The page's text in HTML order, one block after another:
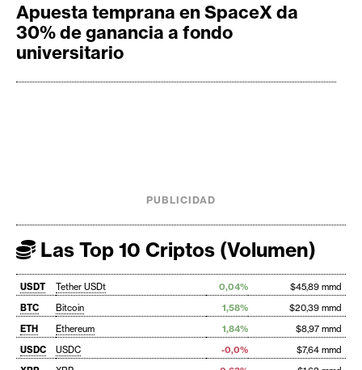
Apuesta temprana en SpaceX da
30% de ganancia a fondo
universitario
PUBLICIDAD
Las Top 10 Criptos (Volumen)
USDT Tether USDt 0,04%
$45,89 mmd
BTC
Bitcoin 1,58%
$20,39 mmd
ETH
Ethereum 1,84%
$8,97 mmd
USDC
USDC -0,0%
$7,64 mmd